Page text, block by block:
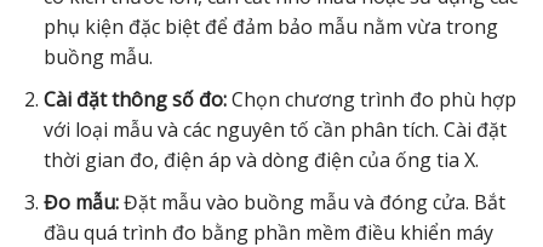
phụ kiện đặc biệt để đảm bảo mẫu nằm vừa trong
buồng mẫu.
Cài đặt thông số đo:Chọn chương trình đo phù hợp
với loại mẫu và các nguyên tố cần phân tích. Cài đặt
thời gian đo, điện áp và dòng điện của ống tia X.
Đo mẫu:Đặt mẫu vào buồng mẫu và đóng cửa. Bắt
đầu quá trình đo bằng phần mềm điều khiển máy